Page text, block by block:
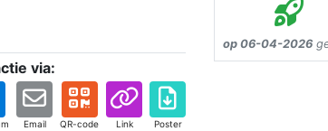
via:
Email QR-code Link Poster
op 06-04-2026